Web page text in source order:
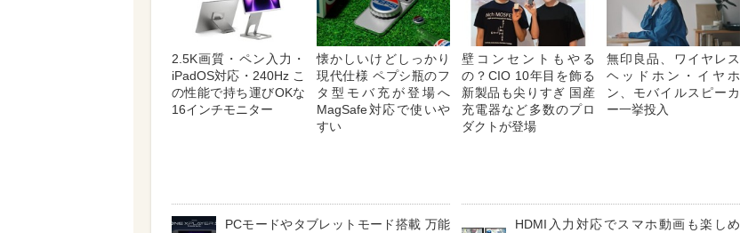
2.5K画質・ペン入力・
iPadOS対応・240Hz こ
の性能で持ち運びOKな
16インチモニター
懐かしいけどしっかり
現代仕様 ペプシ瓶のフ
タ型モバ充が登場へ
MagSafe対応で使いや
すい
壁コンセントもやる
の？CIO 10年目を飾る
新製品も尖りすぎ 国産
充電器など多数のプロ
ダクトが登場
無印良品、ワイヤレス
ヘッドホン・イヤホ
ン、モバイルスピーカ
ー一挙投入
PCモードやタブレットモード搭載 万能
HDMI入力対応でスマホ動画も楽しめ